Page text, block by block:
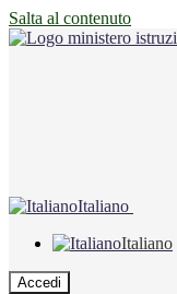
Salta al contenuto
Italiano
Italiano
Accedi